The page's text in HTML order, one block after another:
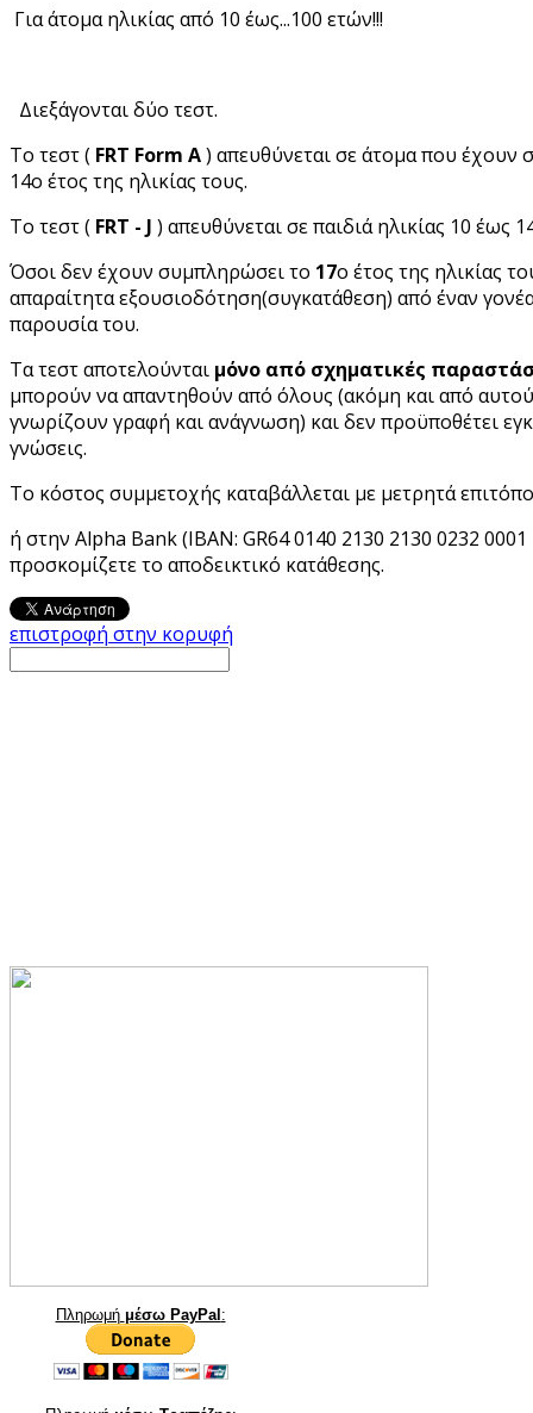
Για άτομα ηλικίας από 10 έως...100 ετών!!!
Διεξάγονται δύο τεστ.
Το τεστ ( FRT Form A) απευθύνεται σε άτομα που έχουν
14ο έτος της ηλικίας τους.
Το τεστ ( FRT - J ) απευθύνεται σε παιδιά ηλικίας 10 έως
Όσοι δεν έχουν συμπληρώσει το 17ο έτος της ηλικίας
απαραίτητα εξουσιοδότηση(συγκατάθεση) από έναν
παρουσία του.
Τα τεστ αποτελούνται μόνο από σχηματικές
μπορούν να απαντηθούν από όλους (ακόμη και από
γνωρίζουν γραφή και ανάγνωση) και δεν προϋποθέτει
γνώσεις.
Το κόστος συμμετοχής καταβάλλεται με μετρητά
ή στην Alpha Bank (IBAN: GR64 0140 2130 2130 0232 0001
προσκομίζετε το αποδεικτικό κατάθεσης.
επιστροφή στην κορυφή
Πληρωμή μέσω PayPal: